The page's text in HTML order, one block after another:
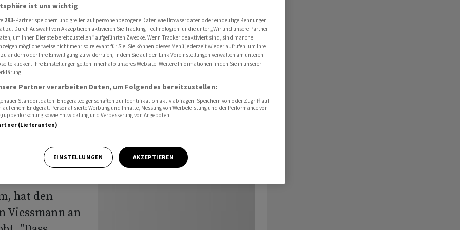
Deal mit Carrier Global
mit
Deutschen
hat den
Viessmann an
ist uns wichtig
293-Partner speichern und greifen auf personenbezogene Daten wie Browserdaten oder eindeutige Kennungen
zu. Durch Auswahl von Akzeptieren aktivieren Sie Tracking-Technologien für die unter „Wir und unsere Partner
um Ihnen Dienste bereitzustellen“ aufgeführten Zwecke. Wenn Tracker deaktiviert sind, sind manche
möglicherweise nicht mehr so relevant für Sie. Sie können dieses Menü jederzeit wieder aufrufen, um Ihre
ändern oder Ihre Einwilligung zu widerrufen, indem Sie auf den Link Voreinstellungen verwalten am unteren
klicken. Ihre Einstellungen gelten innerhalb unseres Website. Weitere Informationen finden Sie in unserer
Partner verarbeiten Daten, um Folgendes bereitzustellen:
Standortdaten. Endgeräteeigenschaften zur Identifikation aktiv abfragen. Speichern von oder Zugriff auf
einem Endgerät. Personalisierte Werbung und Inhalte, Messung von Werbeleistung und der Performance von
sowie Entwicklung und Verbesserung von Angeboten.
(Lieferanten)
EINSTELLUNGEN AKZEPTIEREN